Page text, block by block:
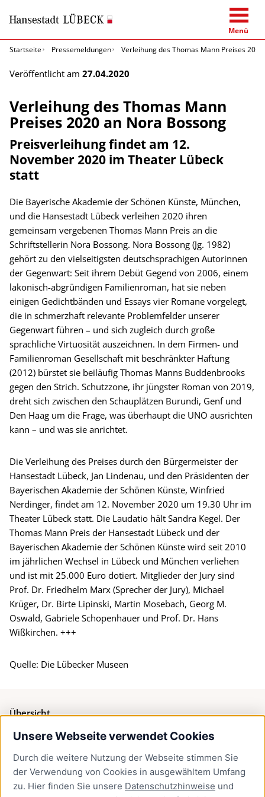
Unsere Webseite verwendet Cookies
Durch die weitere Nutzung der Webseite stimmen Sie
der Verwendung von Cookies in ausgewähltem Umfang
zu. Hier finden Sie unsere Datenschutzhinweise und
Menü
Startseite
Pressemeldungen Verleihung des Thomas Mann Preises
Veröffentlicht am 27.04.2020
Verleihung des Thomas Mann
Preises 2020 an Nora Bossong
Preisverleihung findet am 12.
November 2020 im Theater Lübeck
statt
Die Bayerische Akademie der Schönen Künste, München,
und die Hansestadt Lübeck verleihen 2020 ihren
gemeinsam vergebenen Thomas Mann Preis an die
Schriftstellerin Nora Bossong. Nora Bossong (Jg. 1982)
gehört zu den vielseitigsten deutschsprachigen Autorinnen
der Gegenwart: Seit ihrem Debüt Gegend von 2006, einem
lakonisch-abgründigen Familienroman, hat sie neben
einigen Gedichtbänden und Essays vier Romane vorgelegt,
die in schmerzhaft relevante Problemfelder unserer
Gegenwart führen – und sich zugleich durch große
sprachliche Virtuosität auszeichnen. In dem Firmen- und
Familienroman Gesellschaft mit beschränkter Haftung
(2012) bürstet sie beiläufig Thomas Manns Buddenbrooks
gegen den Strich. Schutzzone, ihr jüngster Roman von 2019,
dreht sich zwischen den Schauplätzen Burundi, Genf und
Den Haag um die Frage, was überhaupt die UNO ausrichten
kann – und was sie anrichtet.
Die Verleihung des Preises durch den Bürgermeister der
Hansestadt Lübeck, Jan Lindenau, und den Präsidenten der
Bayerischen Akademie der Schönen Künste, Winfried
Nerdinger, findet am 12. November 2020 um 19.30 Uhr im
Theater Lübeck statt. Die Laudatio hält Sandra Kegel. Der
Thomas Mann Preis der Hansestadt Lübeck und der
Bayerischen Akademie der Schönen Künste wird seit 2010
im jährlichen Wechsel in Lübeck und München verliehen
und ist mit 25.000 Euro dotiert. Mitglieder der Jury sind
Prof. Dr. Friedhelm Marx (Sprecher der Jury), Michael
Krüger, Dr. Birte Lipinski, Martin Mosebach, Georg M.
Oswald, Gabriele Schopenhauer und Prof. Dr. Hans
Wißkirchen. +++
Quelle: Die Lübecker Museen
Übersicht
Bürgerservice
Presse
Newsletter Lübeck:kompakt